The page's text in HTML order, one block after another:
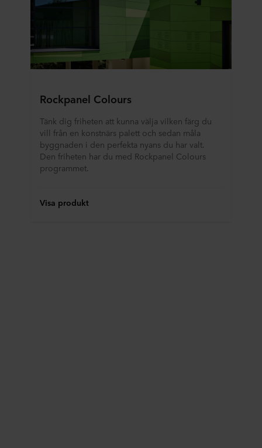
Rockpanel Colours
Tänk dig friheten att kunna välja vilken färg du
vill från en konstnärs palett och sedan måla
byggnaden i den perfekta nyans du har valt.
Den friheten har du med Rockpanel Colours
programmet.
Visa produkt